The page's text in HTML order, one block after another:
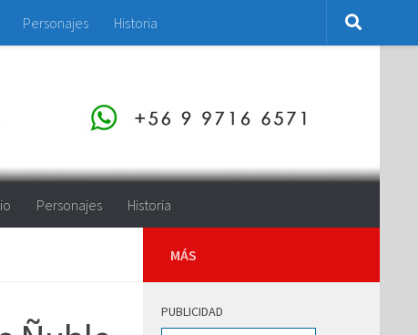
Personajes Historia
Personajes Historia
MÁS
PUBLICIDAD